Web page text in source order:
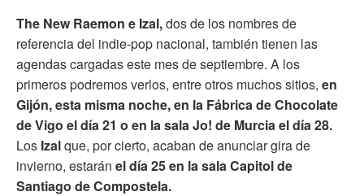
The New Raemon e Izal,dos de los nombres de
referencia del indie-pop nacional, también tienen las
agendas cargadas este mes de septiembre. A los
primeros podremos verlos, entre otros muchos sitios, en
Gijón, esta misma noche, en la Fábrica de Chocolate
de Vigo el día 21 o en la sala Jo! de Murcia el día 28.
Los Izalque, por cierto, acaban de anunciar gira de
invierno, estarán el día 25 en la sala Capitol de
Santiago de Compostela.